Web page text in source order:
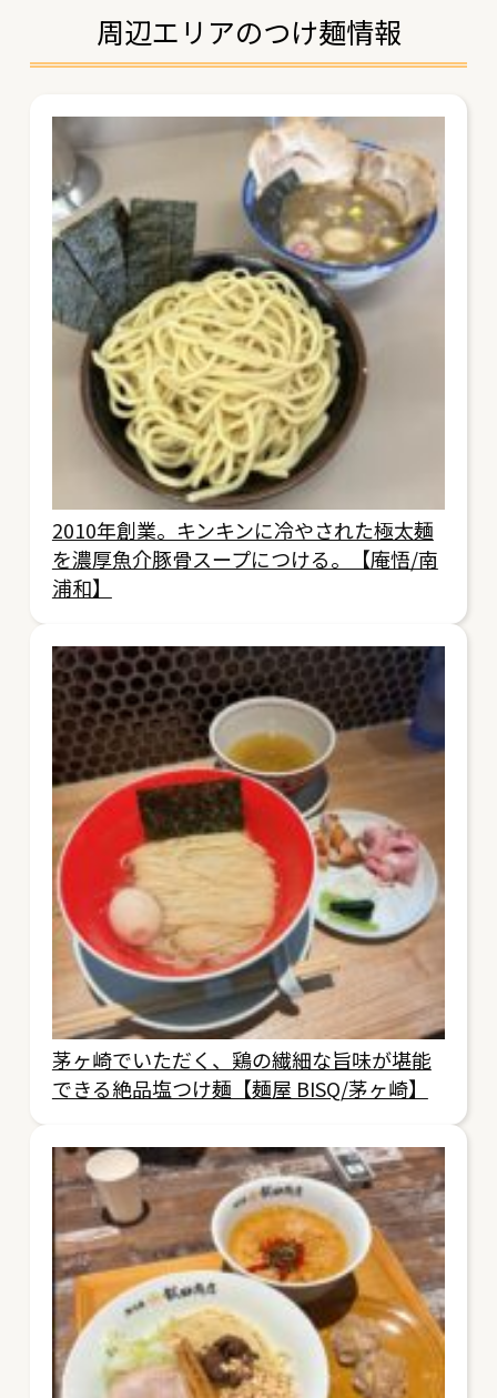
周辺エリアのつけ麺情報
2010年創業。キンキンに冷やされた極太麺
を濃厚魚介豚骨スープにつける。【庵悟/南
浦和】
茅ヶ崎でいただく、鶏の繊細な旨味が堪能
できる絶品塩つけ麺【麺屋 BISQ/茅ヶ崎】